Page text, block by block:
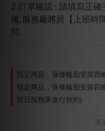
2.訂單確認 : 請填寫正
後,服務廠將於【上班時
間。
指定商品，保修輪胎安裝四
指定商品，保修輪胎安裝四
當日服務單進行預約)
查